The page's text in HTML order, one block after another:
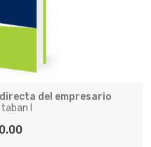
del empresario
I